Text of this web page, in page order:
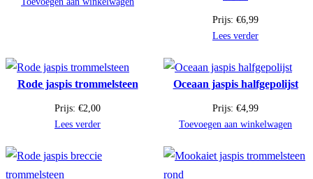
Prijs: €6,99
Lees verder
Rode jaspis trommelsteen
Prijs: €2,00
Lees verder
Oceaan jaspis halfgepolijst
Prijs: €4,99
Toevoegen aan winkelwagen